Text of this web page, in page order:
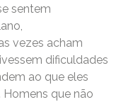
sentem
vezes acham
dificuldades
ao que eles
que não